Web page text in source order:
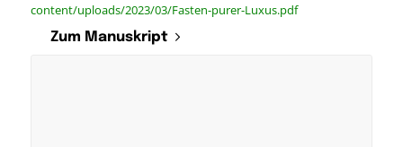
content/uploads/2023/03/Fasten-purer-Luxus.pdf
Zum Manuskript